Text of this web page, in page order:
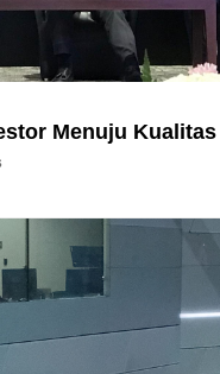
Menuju